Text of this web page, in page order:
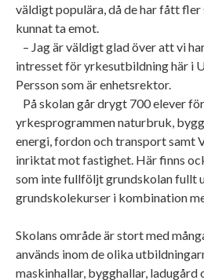
väldigt populära, då de har fått fler
kunnat ta emot.
– Jag är väldigt glad över att vi
intresset för yrkesutbildning här i
Persson som är enhetsrektor.
På skolan går drygt 700 elever
yrkesprogrammen naturbruk,
energi, fordon och transport samt
inriktat mot fastighet. Här finns
som inte fullföljt grundskolan fullt
grundskolekurser i kombination
Skolans område är stort med
används inom de olika
maskinhallar, bygghallar, ladugård